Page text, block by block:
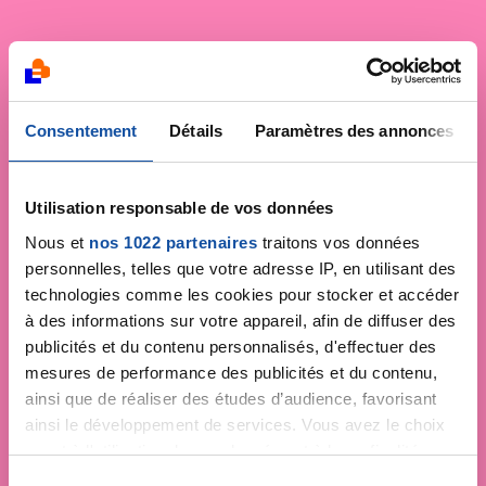
Consentement Détails Paramètres des annonces
Utilisation responsable de vos données
Nous et nos 1022 partenaires traitons vos données
personnelles, telles que votre adresse IP, en utilisant des
technologies comme les cookies pour stocker et accéder
à des informations sur votre appareil, afin de diffuser des
publicités et du contenu personnalisés, d'effectuer des
mesures de performance des publicités et du contenu,
ainsi que de réaliser des études d’audience, favorisant
ainsi le développement de services. Vous avez le choix
quant à l'utilisation de vos données et à leurs finalités.